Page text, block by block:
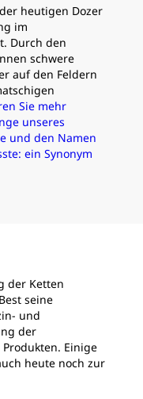
heutigen Dozer
im
Durch den
schwere
auf den Feldern
Sie mehr
unseres
und den Namen
ein Synonym
der Ketten
seine
und
der
Einige
heute noch zur